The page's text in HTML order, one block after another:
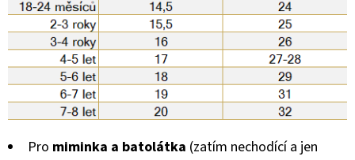
Pro miminka a batolátka (zatím nechodící a jen